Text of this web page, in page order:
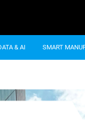
& AI SMART